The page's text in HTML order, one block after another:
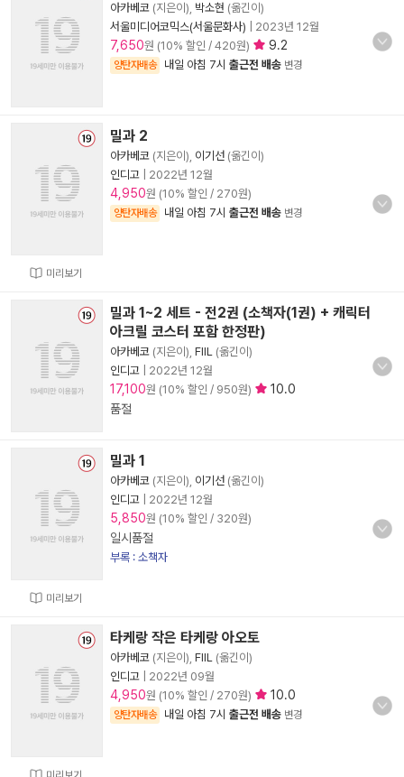
아카베코 (지은이), 박소현 (옮긴이)
서울미디어코믹스(서울문화사)
2023년 12월
7,650원 (10% 할인 / 420원) 9.2
양탄자배송 내일 아침 7시 출근전 배송 변경
미리보기
밀과 2
아카베코 (지은이), 이기선 (옮긴이)
인디고
2022년 12월
4,950원 (10% 할인 / 270원)
양탄자배송 내일 아침 7시 출근전 배송 변경
밀과 1~2 세트 - 전2권 (소책자(1권) + 캐릭터
아크릴 코스터 포함 한정판)
아카베코 (지은이), FIIL (옮긴이)
인디고
2022년 12월
17,100원 (10% 할인 / 950원)
10.0
품절
미리보기
밀과 1
아카베코 (지은이), 이기선 (옮긴이)
인디고
2022년 12월
5,850원 (10% 할인 / 320원)
일시품절
부록 : 소책자
타케랑 작은 타케랑 아오토
아카베코 (지은이), FIIL (옮긴이)
인디고
2022년 09월
4,950원 (10% 할인 / 270원) 10.0
양탄자배송 내일 아침 7시 출근전 배송 변경